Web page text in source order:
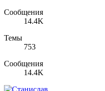
Сообщения
14.4K
Темы
753
Сообщения
14.4K